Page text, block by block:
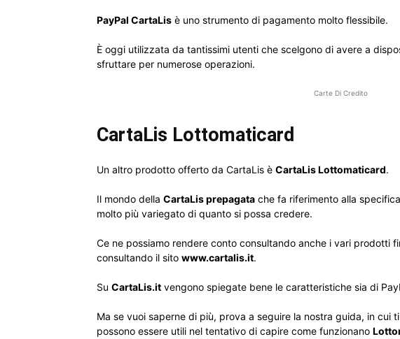
PayPal CartaLis è uno strumento di pagamento molto flessibile.
È oggi utilizzata da tantissimi utenti che scelgono di avere a
sfruttare per numerose operazioni.
Carte Di Credito
CartaLis Lottomaticard
Un altro prodotto offerto da CartaLis è CartaLis Lottomaticard.
Il mondo della CartaLis prepagata che fa riferimento alla
molto più variegato di quanto si possa credere.
Ce ne possiamo rendere conto consultando anche i vari prodotti
consultando il sito www.cartalis.it.
Su CartaLis.it vengono spiegate bene le caratteristiche sia di
Ma se vuoi saperne di più, prova a seguire la nostra guida, in cui
possono essere utili nel tentativo di capire come funzionano